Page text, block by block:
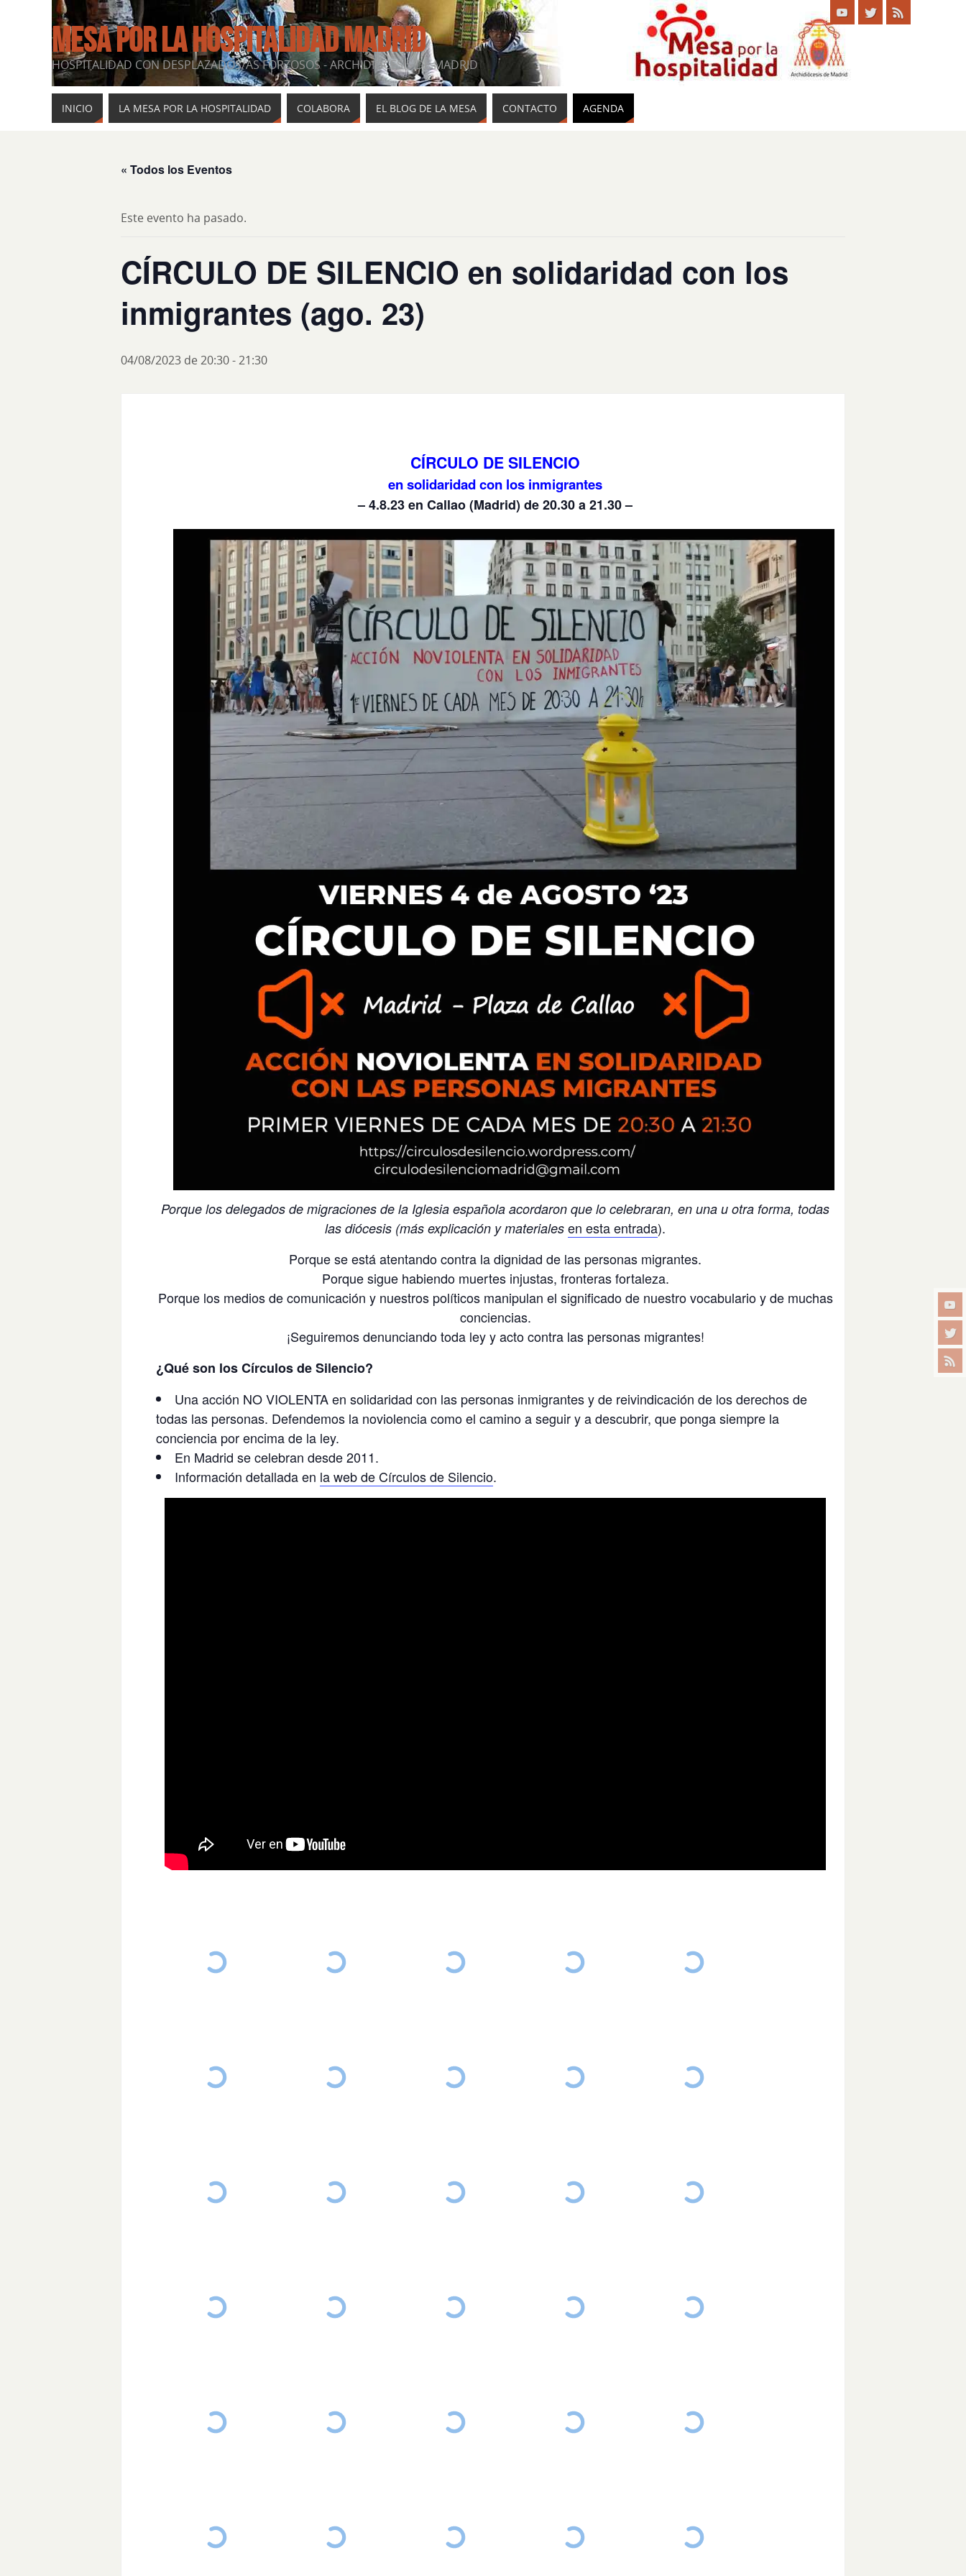
MESA POR LA HOSPITALIDAD MADRID
HOSPITALIDAD CON DESPLAZADOS/AS FORZOSOS - ARCHIDIÓCESIS DE MADRID
INICIO LA MESA POR LA HOSPITALIDAD COLABORA EL BLOG DE LA MESA CONTACTO AGENDA
« Todos los Eventos
Este evento ha pasado.
CÍRCULO DE SILENCIO en solidaridad con los
inmigrantes (ago. 23)
04/08/2023 de 20:30-21:30
CÍRCULO DE SILENCIO
en solidaridad con los inmigrantes
– 4.8.23 en Callao (Madrid) de 20.30 a 21.30 –
Porque los delegados de migraciones de la Iglesia española acordaron que lo celebraran, en una u otra forma, todas
las diócesis (más explicación y materiales en esta entrada).
Porque se está atentando contra la dignidad de las personas migrantes.
Porque sigue habiendo muertes injustas, fronteras fortaleza.
Porque los medios de comunicación y nuestros políticos manipulan el significado de nuestro vocabulario y de muchas
conciencias.
¡Seguiremos denunciando toda ley y acto contra las personas migrantes!
¿Qué son los Círculos de Silencio?
Una acción NO VIOLENTA en solidaridad con las personas inmigrantes y de reivindicación de los derechos de
todas las personas. Defendemos la noviolencia como el camino a seguir y a descubrir, que ponga siempre la
conciencia por encima de la ley.
En Madrid se celebran desde 2011.
Información detallada en la web de Círculos de Silencio.